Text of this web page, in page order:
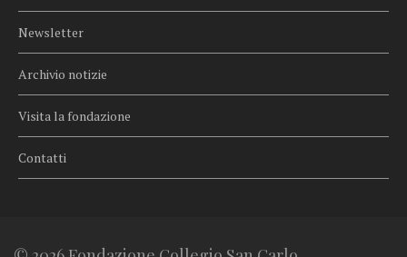
Newsletter
Archivio notizie
Visita la fondazione
Contatti